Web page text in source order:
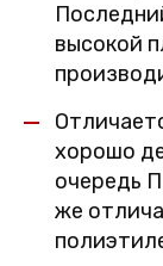
высокой
хорошо
очередь
же